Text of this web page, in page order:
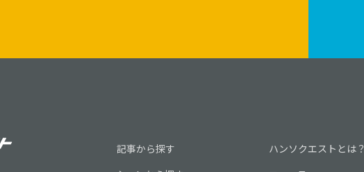
記事から探す ハンソクエストとは？